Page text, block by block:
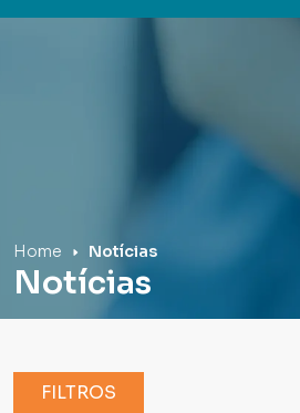
Home Notícias
Notícias
FILTROS